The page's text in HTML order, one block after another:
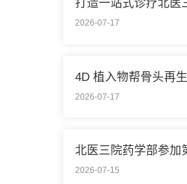
2026-07-17
4D 植入物帮骨头再生
2026-07-17
2026-07-15